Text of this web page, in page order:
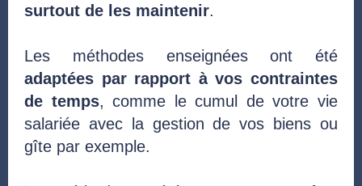
surtout de les maintenir.
Les méthodes enseignées ont été
adaptées par rapport à vos contraintes
de temps, comme le cumul de votre vie
salariée avec la gestion de vos biens ou
gîte par exemple.